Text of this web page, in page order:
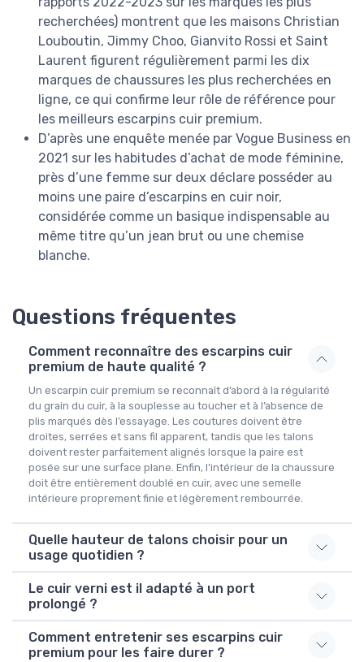
recherchées) montrent que les maisons Christian
Louboutin, Jimmy Choo, Gianvito Rossi et Saint
Laurent figurent régulièrement parmi les dix
marques de chaussures les plus recherchées en
ligne, ce qui confirme leur rôle de référence pour
les meilleurs escarpins cuir premium.
D’après une enquête menée par Vogue Business en
2021 sur les habitudes d’achat de mode féminine,
près d’une femme sur deux déclare posséder au
moins une paire d’escarpins en cuir noir,
considérée comme un basique indispensable au
même titre qu’un jean brut ou une chemise
blanche.
Questions fréquentes
Comment reconnaître des escarpins cuir
premium de haute qualité ?
Un escarpin cuir premium se reconnaît d’abord à la régularité
du grain du cuir, à la souplesse au toucher et à l’absence de
plis marqués dès l’essayage. Les coutures doivent être
droites, serrées et sans fil apparent, tandis que les talons
doivent rester parfaitement alignés lorsque la paire est
posée sur une surface plane. Enfin, l’intérieur de la chaussure
doit être entièrement doublé en cuir, avec une semelle
intérieure proprement finie et légèrement rembourrée.
Quelle hauteur de talons choisir pour un
usage quotidien ?
Le cuir verni est il adapté à un port
prolongé ?
Comment entretenir ses escarpins cuir
premium pour les faire durer ?